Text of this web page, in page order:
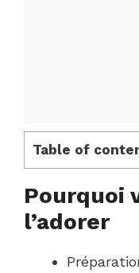
Table of
Pourquoi
l’adorer